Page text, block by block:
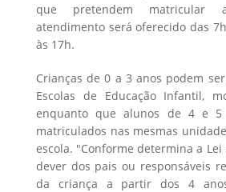
que pretendem matricular
atendimento será oferecido das
às 17h.
Crianças de 0 a 3 anos podem
Escolas de Educação Infantil,
enquanto que alunos de 4 e 5
matriculados nas mesmas
escola. "Conforme determina a Lei
dever dos pais ou responsáveis
da criança a partir dos 4